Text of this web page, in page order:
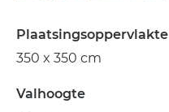
Plaatsingsoppervlakte
350 x 350 cm
Valhoogte